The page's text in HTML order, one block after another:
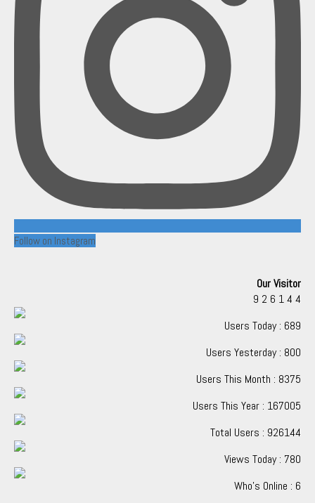
Follow on Instagram
Our Visitor
9 2 6 14 4
Users Today : 689
Users Yesterday : 800
Users This Month : 8375
Users This Year : 167005
Total Users : 926144
Views Today : 780
Who's Online : 6